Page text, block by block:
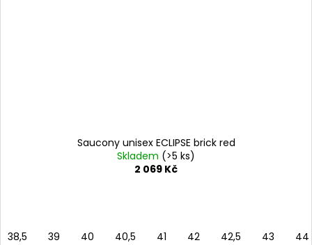
Saucony unisex ECLIPSE brick red
Skladem (>5 ks)
2 069 Kč
38,5 39 40 40,5 41 42 42,5 43 44